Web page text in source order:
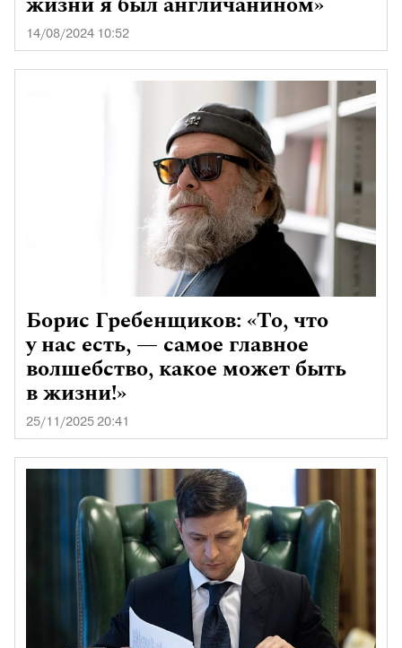
14/08/2024 10:52
Борис Гребенщиков: «То, что
у нас есть, — самое главное
волшебство, какое может быть
в жизни!»
25/11/2025 20:41